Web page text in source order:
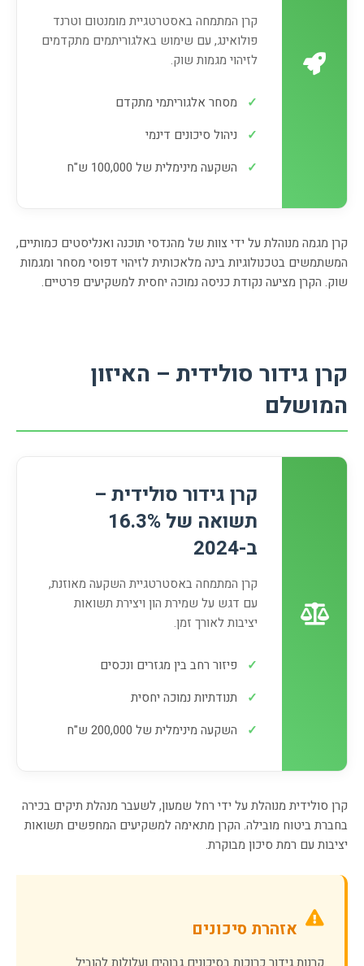
קרן המתמחה באסטרטגיית מומנטום וטרנד
פולואינג, עם שימוש באלגוריתמים מתקדמים
לזיהוי מגמות שוק.
✓
מסחר אלגוריתמי מתקדם
✓
ניהול סיכונים דינמי
✓
השקעה מינימלית של 100,000 ש"ח
קרן מגמה מנוהלת על ידי צוות של מהנדסי תוכנה ואנליסטים כמותיים,
המשתמשים בטכנולוגיות בינה מלאכותית לזיהוי דפוסי מסחר ומגמות
שוק. הקרן מציעה נקודת כניסה נמוכה יחסית למשקיעים פרטיים.
קרן גידור סולידית – האיזון
המושלם
קרן גידור סולידית –
תשואה של 16.3%
ב-2024
קרן המתמחה באסטרטגיית השקעה מאוזנת,
עם דגש על שמירת הון ויצירת תשואות
יציבות לאורך זמן.
✓
פיזור רחב בין מגזרים ונכסים
✓
תנודתיות נמוכה יחסית
✓
השקעה מינימלית של 200,000 ש"ח
קרן סולידית מנוהלת על ידי רחל שמעון, לשעבר מנהלת תיקים בכירה
בחברת ביטוח מובילה. הקרן מתאימה למשקיעים המחפשים תשואות
יציבות עם רמת סיכון מבוקרת.
אזהרת סיכונים
קרנות גידור כרוכות בסיכונים גבוהים ועלולות להוביל